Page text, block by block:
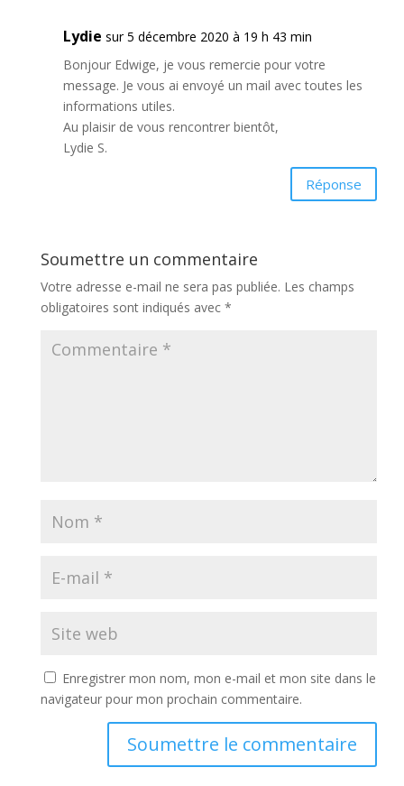
Lydie sur 5 décembre 2020 à 19 h 43 min
Bonjour Edwige, je vous remercie pour votre
message. Je vous ai envoyé un mail avec toutes les
informations utiles.
Au plaisir de vous rencontrer bientôt,
Lydie S.
Réponse
Soumettre un commentaire
Votre adresse e-mail ne sera pas publiée. Les champs
obligatoires sont indiqués avec *
Enregistrer mon nom, mon e-mail et mon site dans le
navigateur pour mon prochain commentaire.
Soumettre le commentaire